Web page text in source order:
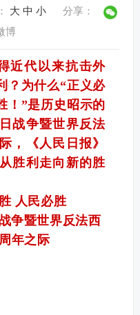
大 中 小
分享：
博
近代以来抗击外
？为什么“正义必
！”是历史昭示的
战争暨世界反法
，《人民日报》
胜利走向新的胜
人民必胜
争暨世界反法西
年之际